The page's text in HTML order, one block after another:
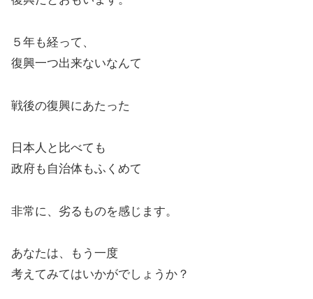
５年も経って、
復興一つ出来ないなんて
戦後の復興にあたった
日本人と比べても
政府も自治体もふくめて
非常に、劣るものを感じます。
あなたは、もう一度
考えてみてはいかがでしょうか？